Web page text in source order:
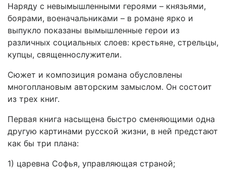
Наряду с невымышленными героями – князьями,
боярами, военачальниками – в романе ярко и
выпукло показаны вымышленные герои из
различных социальных слоев: крестьяне, стрельцы,
купцы, священнослужители.
Сюжет и композиция романа обусловлены
многоплановым авторским замыслом. Он состоит
из трех книг.
Первая книга насыщена быстро сменяющими одна
другую картинами русской жизни, в ней предстают
как бы три плана:
1) царевна Софья, управляющая страной;